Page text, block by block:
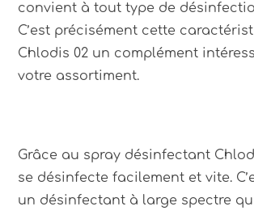
convient à tout type de
C’est précisément cette
Chlodis 02 un complément
votre assortiment.
Grâce au spray désinfectant
se désinfecte facilement et vite.
un désinfectant à large spectre